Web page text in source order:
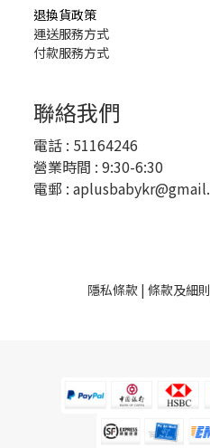
退換貨政策
運送服務方式
付款服務方式
聯絡我們
電話 : 51164246
營業時間 : 9:30-6:30
電郵 :
隱私條款 | 條款及細